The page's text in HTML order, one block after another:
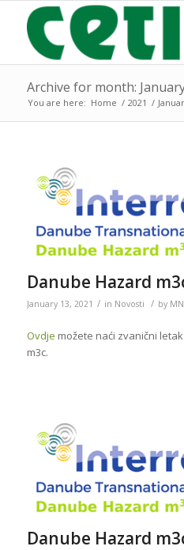
Archive for month:
You are here: Home / 2021 /
Danube Hazard
January 13, 2021 / in Novosti / by
Ovdje možete naći zvanični
m3c.
Danube Hazard